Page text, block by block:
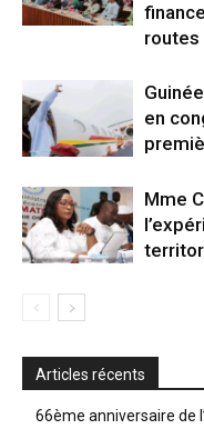
routes
en
Mme
Articles récents
66ème anniversaire de